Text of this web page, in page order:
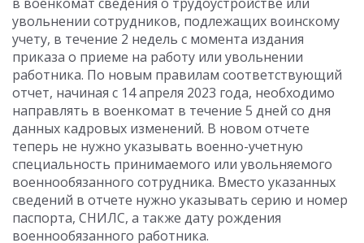
увольнении сотрудников, подлежащих воинскому
учету, в течение 2 недель с момента издания
приказа о приеме на работу или увольнении
работника. По новым правилам соответствующий
отчет, начиная с 14 апреля 2023 года, необходимо
направлять в военкомат в течение 5 дней со дня
данных кадровых изменений. В новом отчете
теперь не нужно указывать военно-учетную
специальность принимаемого или увольняемого
военнообязанного сотрудника. Вместо указанных
сведений в отчете нужно указывать серию и номер
паспорта, СНИЛС, а также дату рождения
военнообязанного работника.